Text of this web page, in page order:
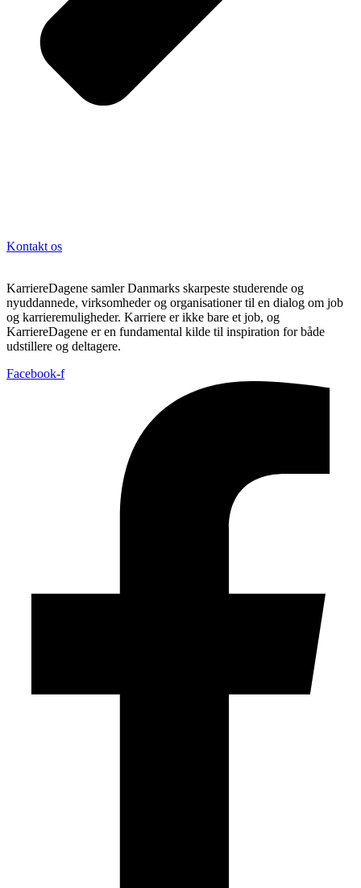
Kontakt os
KarriereDagene samler Danmarks skarpeste studerende og
nyuddannede, virksomheder og organisationer til en dialog om job
og karrieremuligheder. Karriere er ikke bare et job, og
KarriereDagene er en fundamental kilde til inspiration for både
udstillere og deltagere.
Facebook-f